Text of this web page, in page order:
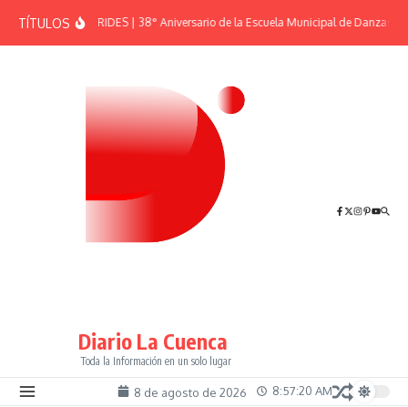
TÍTULOSEFEMÉRIDES | 38° Aniversario de la Escuela Municipal de Danzas “El
Diario La Cuenca
Toda la Información en un solo lugar
8 de agosto de 2026 8:57:20 AM